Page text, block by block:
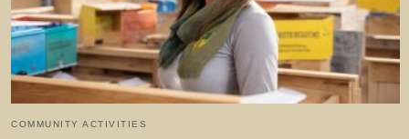
COMMUNITY ACTIVITIES